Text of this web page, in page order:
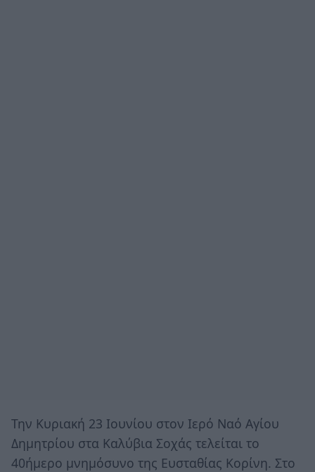
Την Κυριακή 23 Ιουνίου στον Ιερό Ναό Αγίου
Δημητρίου στα Καλύβια Σοχάς τελείται το
40ήμερο μνημόσυνο της Ευσταθίας Κορίνη. Στο